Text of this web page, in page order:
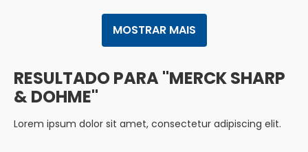
MOSTRAR MAIS
MERCK SHARP
& DOHME
Lorem ipsum dolor sit amet, consectetur adipiscing elit.